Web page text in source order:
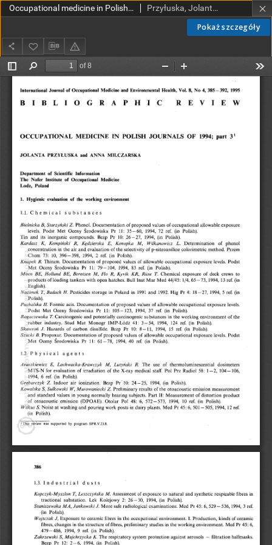
Pokaż szczegóły
Occupational medicine in Polish journals of 1994. Part 3 Przyłuska, Jolanta; Milczarska, Anna